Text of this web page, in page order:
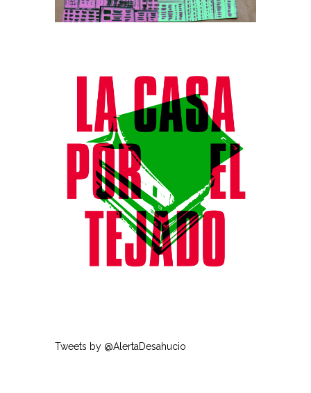
Tweets by @AlertaDesahucio